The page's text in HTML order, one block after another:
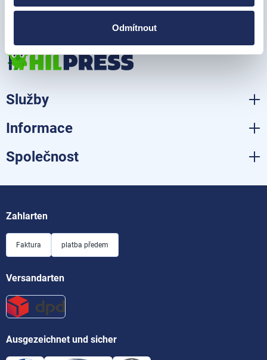
Odmítnout
E-Mail:info@hilpress.cz
Služby
Informace
Společnost
Zahlarten
Faktura platba předem
Versandarten
Ausgezeichnet und sicher